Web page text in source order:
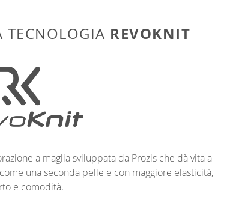
TECNOLOGIA REVOKNIT
a maglia sviluppata da Prozis che dà vita a
una seconda pelle e con maggiore elasticità,
e comodità.